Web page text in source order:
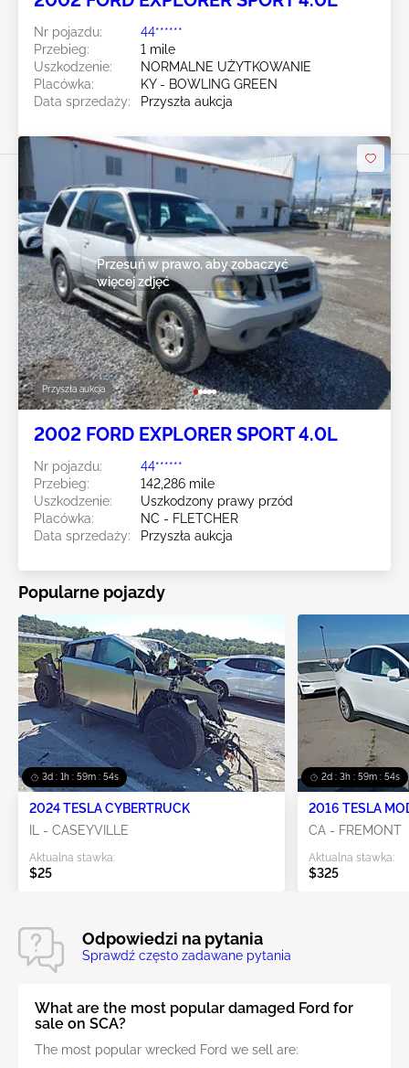
Nr pojazdu:
44******
Przebieg:
1 mile
Uszkodzenie:
NORMALNE UŻYTKOWANIE
Placówka:
KY - BOWLING GREEN
Data sprzedaży:
Przyszła aukcja
Przyszła aukcja
Przesuń w prawo, aby zobaczyć
więcej zdjęć
2002 FORD EXPLORER SPORT 4.0L
Nr pojazdu:
44******
Przebieg:
142,286 mile
Uszkodzenie:
Uszkodzony prawy przód
Placówka:
NC - FLETCHER
Data sprzedaży:
Przyszła aukcja
Popularne pojazdy
3d : 1h : 59m : 53s
2024 TESLA CYBERTRUCK
IL - CASEYVILLE
Aktualna stawka:
$25
2d : 3h : 59m : 53s
2016 TESLA
CA - FREMONT
Aktualna stawka:
$325
Odpowiedzi na pytania
Sprawdź często zadawane pytania
What are the most popular damaged Ford for
sale on SCA?
The most popular wrecked Ford we sell are: